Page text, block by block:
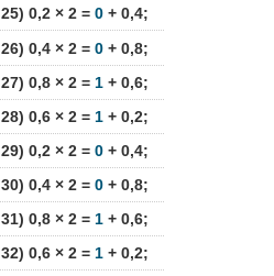
25) 0,2 × 2 = 0 + 0,4;
26) 0,4 × 2 = 0 + 0,8;
27) 0,8 × 2 = 1 + 0,6;
28) 0,6 × 2 = 1 + 0,2;
29) 0,2 × 2 = 0 + 0,4;
30) 0,4 × 2 = 0 + 0,8;
31) 0,8 × 2 = 1 + 0,6;
32) 0,6 × 2 = 1 + 0,2;